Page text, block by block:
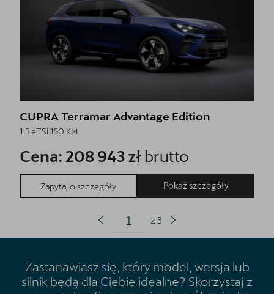
CUPRA Terramar Advantage Edition
1.5 eTSI 150 KM
Cena: 208 943 zł brutto
Zapytaj o szczegóły Pokaż szczegóły
z 3
Zastanawiasz się, który model, wersja lub
silnik będą dla Ciebie idealne? Skorzystaj z